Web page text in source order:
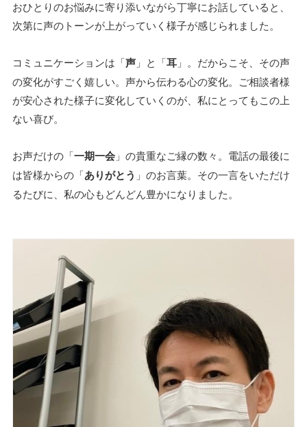
おひとりのお悩みに寄り添いながら丁寧にお話していると、
次第に声のトーンが上がっていく様子が感じられました。
コミュニケーションは「声 」と「耳 」。だからこそ、その声
の変化がすごく嬉しい。声から伝わる心の変化。ご相談者様
が安心された様子に変化していくのが、私にとってもこの上
ない喜び。
お声だけの「一期一会 」の貴重なご縁の数々。電話の最後に
は皆様からの「ありがとう 」のお言葉。その一言をいただけ
るたびに、私の心もどんどん豊かになりました。